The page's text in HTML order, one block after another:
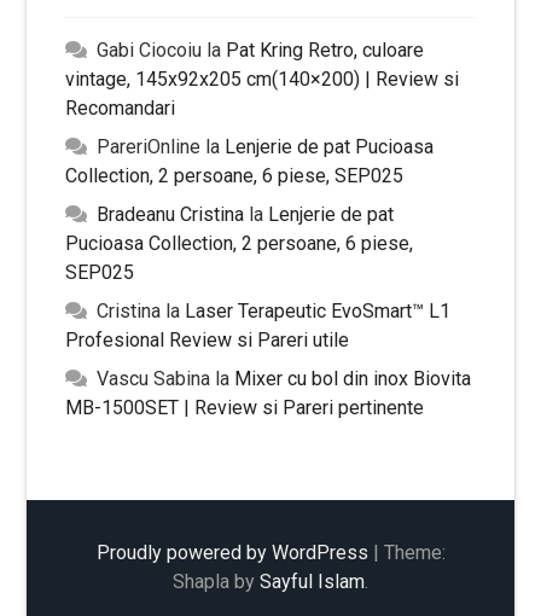
Gabi Ciocoiu la Pat Kring Retro, culoare
vintage, 145x92x205 cm(140×200) | Review si
Recomandari
PareriOnline la Lenjerie de pat Pucioasa
Collection, 2 persoane, 6 piese, SEP025
Bradeanu Cristina la Lenjerie de pat
Pucioasa Collection, 2 persoane, 6 piese,
SEP025
Cristina la Laser Terapeutic EvoSmart™ L1
Profesional Review si Pareri utile
Vascu Sabina la Mixer cu bol din inox Biovita
MB-1500SET | Review si Pareri pertinente
Proudly powered by WordPress | Theme:
Shapla by Sayful Islam.